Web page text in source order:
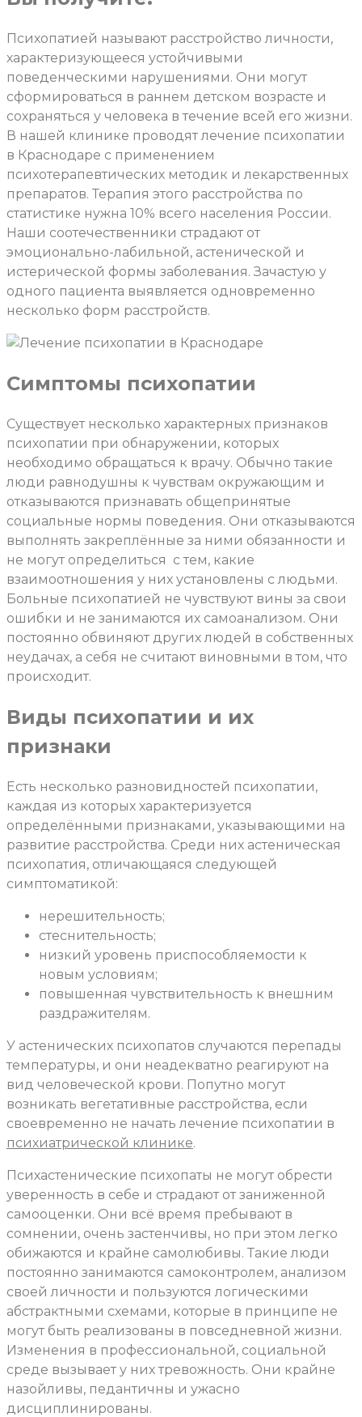
Психопатией называют расстройство личности,
характеризующееся устойчивыми
поведенческими нарушениями. Они могут
сформироваться в раннем детском возрасте и
сохраняться у человека в течение всей его жизни.
В нашей клинике проводят лечение психопатии
в Краснодаре с применением
психотерапевтических методик и лекарственных
препаратов. Терапия этого расстройства по
статистике нужна 10% всего населения России.
Наши соотечественники страдают от
эмоционально-лабильной, астенической и
истерической формы заболевания. Зачастую у
одного пациента выявляется одновременно
несколько форм расстройств.
Симптомы психопатии
Существует несколько характерных признаков
психопатии при обнаружении, которых
необходимо обращаться к врачу. Обычно такие
люди равнодушны к чувствам окружающим и
отказываются признавать общепринятые
социальные нормы поведения. Они отказываются
выполнять закреплённые за ними обязанности и
не могут определиться с тем, какие
взаимоотношения у них установлены с людьми.
Больные психопатией не чувствуют вины за свои
ошибки и не занимаются их самоанализом. Они
постоянно обвиняют других людей в собственных
неудачах, а себя не считают виновными в том, что
происходит.
Виды психопатии и их
признаки
Есть несколько разновидностей психопатии,
каждая из которых характеризуется
определёнными признаками, указывающими на
развитие расстройства. Среди них астеническая
психопатия, отличающаяся следующей
симптоматикой:
нерешительность;
стеснительность;
низкий уровень приспособляемости к
новым условиям;
повышенная чувствительность к внешним
раздражителям.
У астенических психопатов случаются перепады
температуры, и они неадекватно реагируют на
вид человеческой крови. Попутно могут
возникать вегетативные расстройства, если
своевременно не начать лечение психопатии в
психиатрической клинике.
Психастенические психопаты не могут обрести
уверенность в себе и страдают от заниженной
самооценки. Они всё время пребывают в
сомнении, очень застенчивы, но при этом легко
обижаются и крайне самолюбивы. Такие люди
постоянно занимаются самоконтролем, анализом
своей личности и пользуются логическими
абстрактными схемами, которые в принципе не
могут быть реализованы в повседневной жизни.
Изменения в профессиональной, социальной
среде вызывает у них тревожность. Они крайне
назойливы, педантичны и ужасно
дисциплинированы.